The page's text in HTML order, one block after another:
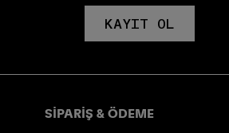
KAYIT OL
SİPARİŞ & ÖDEME